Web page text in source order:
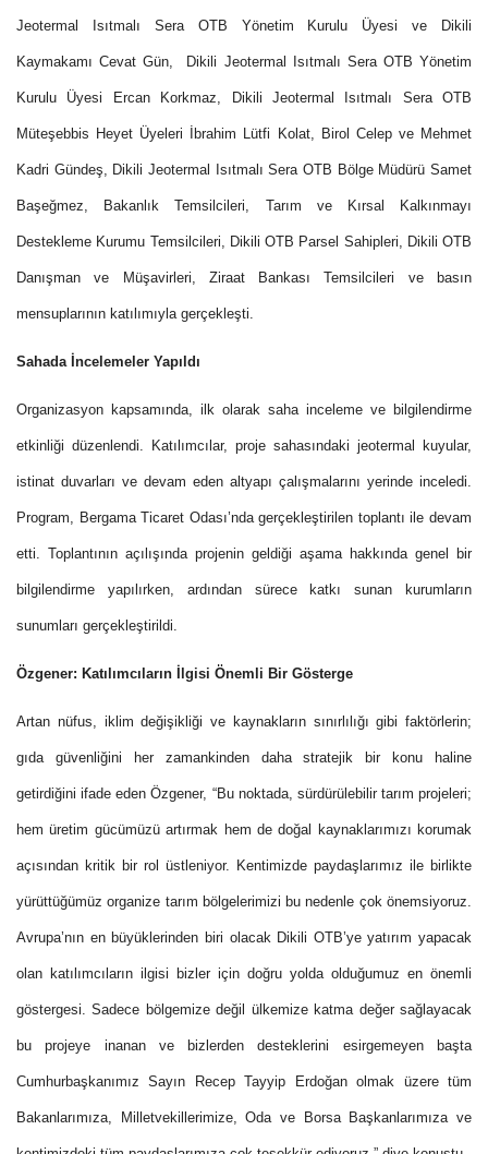
Jeotermal Isıtmalı Sera OTB Yönetim Kurulu Üyesi ve Dikili
Kaymakamı Cevat Gün, Dikili Jeotermal Isıtmalı Sera OTB Yönetim
Kurulu Üyesi Ercan Korkmaz, Dikili Jeotermal Isıtmalı Sera OTB
Müteşebbis Heyet Üyeleri İbrahim Lütfi Kolat, Birol Celep ve Mehmet
Kadri Gündeş, Dikili Jeotermal Isıtmalı Sera OTB Bölge Müdürü Samet
Başeğmez, Bakanlık Temsilcileri, Tarım ve Kırsal Kalkınmayı
Destekleme Kurumu Temsilcileri, Dikili OTB Parsel Sahipleri, Dikili OTB
Danışman ve Müşavirleri, Ziraat Bankası Temsilcileri ve basın
mensuplarının katılımıyla gerçekleşti.
Sahada İncelemeler Yapıldı
Organizasyon kapsamında, ilk olarak saha inceleme ve bilgilendirme
etkinliği düzenlendi. Katılımcılar, proje sahasındaki jeotermal kuyular,
istinat duvarları ve devam eden altyapı çalışmalarını yerinde inceledi.
Program, Bergama Ticaret Odası’nda gerçekleştirilen toplantı ile devam
etti. Toplantının açılışında projenin geldiği aşama hakkında genel bir
bilgilendirme yapılırken, ardından sürece katkı sunan kurumların
sunumları gerçekleştirildi.
Özgener: Katılımcıların İlgisi Önemli Bir Gösterge
Artan nüfus, iklim değişikliği ve kaynakların sınırlılığı gibi faktörlerin;
gıda güvenliğini her zamankinden daha stratejik bir konu haline
getirdiğini ifade eden Özgener, “Bu noktada, sürdürülebilir tarım projeleri;
hem üretim gücümüzü artırmak hem de doğal kaynaklarımızı korumak
açısından kritik bir rol üstleniyor. Kentimizde paydaşlarımız ile birlikte
yürüttüğümüz organize tarım bölgelerimizi bu nedenle çok önemsiyoruz.
Avrupa’nın en büyüklerinden biri olacak Dikili OTB’ye yatırım yapacak
olan katılımcıların ilgisi bizler için doğru yolda olduğumuz en önemli
göstergesi. Sadece bölgemize değil ülkemize katma değer sağlayacak
bu projeye inanan ve bizlerden desteklerini esirgemeyen başta
Cumhurbaşkanımız Sayın Recep Tayyip Erdoğan olmak üzere tüm
Bakanlarımıza, Milletvekillerimize, Oda ve Borsa Başkanlarımıza ve